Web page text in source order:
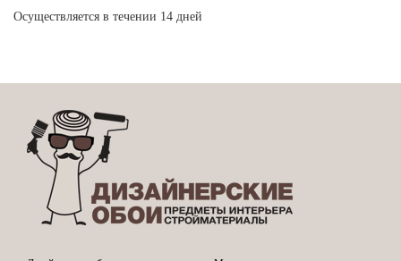
Осуществляется в течении 14 дней